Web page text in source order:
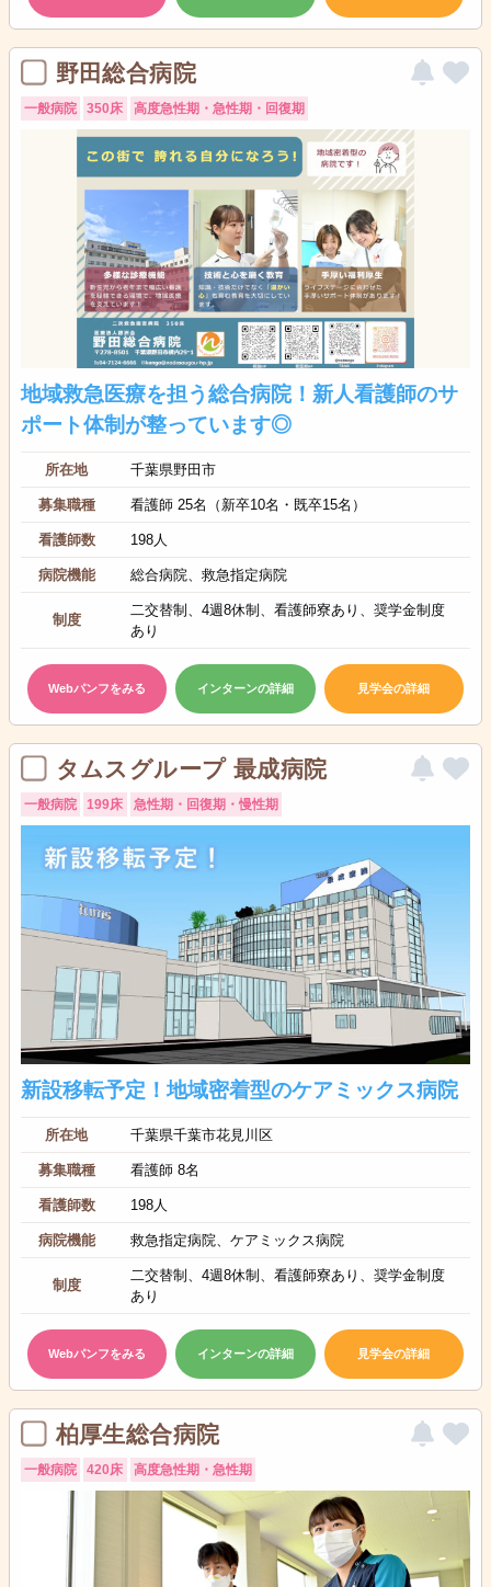
野田総合病院
一般病院 350床 高度急性期・急性期・回復期
地域救急医療を担う総合病院！新人看護師のサ
ポート体制が整っています◎
所在地 千葉県野田市
募集職種 看護師 25名（新卒10名・既卒15名）
看護師数 198人
病院機能 総合病院、救急指定病院
制度
二交替制、4週8休制、看護師寮あり、奨学金制度
あり
Webパンフをみる インターンの詳細 見学会の詳細
タムスグループ 最成病院
一般病院 199床 急性期・回復期・慢性期
新設移転予定！地域密着型のケアミックス病院
所在地 千葉県千葉市花見川区
募集職種 看護師 8名
看護師数 198人
病院機能 救急指定病院、ケアミックス病院
制度
二交替制、4週8休制、看護師寮あり、奨学金制度
あり
Webパンフをみる インターンの詳細 見学会の詳細
柏厚生総合病院
一般病院 420床 高度急性期・急性期